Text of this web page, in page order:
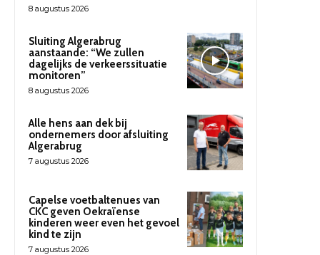
8 augustus 2026
Sluiting Algerabrug
aanstaande: “We zullen
dagelijks de verkeerssituatie
monitoren”
8 augustus 2026
Alle hens aan dek bij
ondernemers door afsluiting
Algerabrug
7 augustus 2026
Capelse voetbaltenues van
CKC geven Oekraïense
kinderen weer even het gevoel
kind te zijn
7 augustus 2026